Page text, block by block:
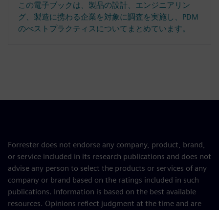
この電子ブックは、製品の設計、エンジニアリン
グ、製造に携わる企業を対象に調査を実施し、PDM
のべストプラクティスについてまとめています。
Forrester does not endorse any company, product, brand,
or service included in its research publications and does not
advise any person to select the products or services of any
company or brand based on the ratings included in such
publications. Information is based on the best available
resources. Opinions reflect judgment at the time and are